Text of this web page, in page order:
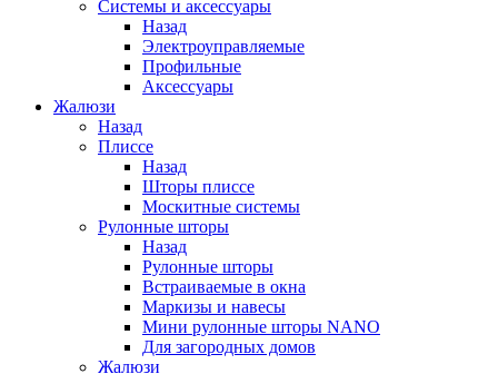
Системы и аксессуары
Назад
Электроуправляемые
Профильные
Аксессуары
Жалюзи
Назад
Плиссе
Назад
Шторы плиссе
Москитные системы
Рулонные шторы
Назад
Рулонные шторы
Встраиваемые в окна
Маркизы и навесы
Мини рулонные шторы NANO
Для загородных домов
Жалюзи